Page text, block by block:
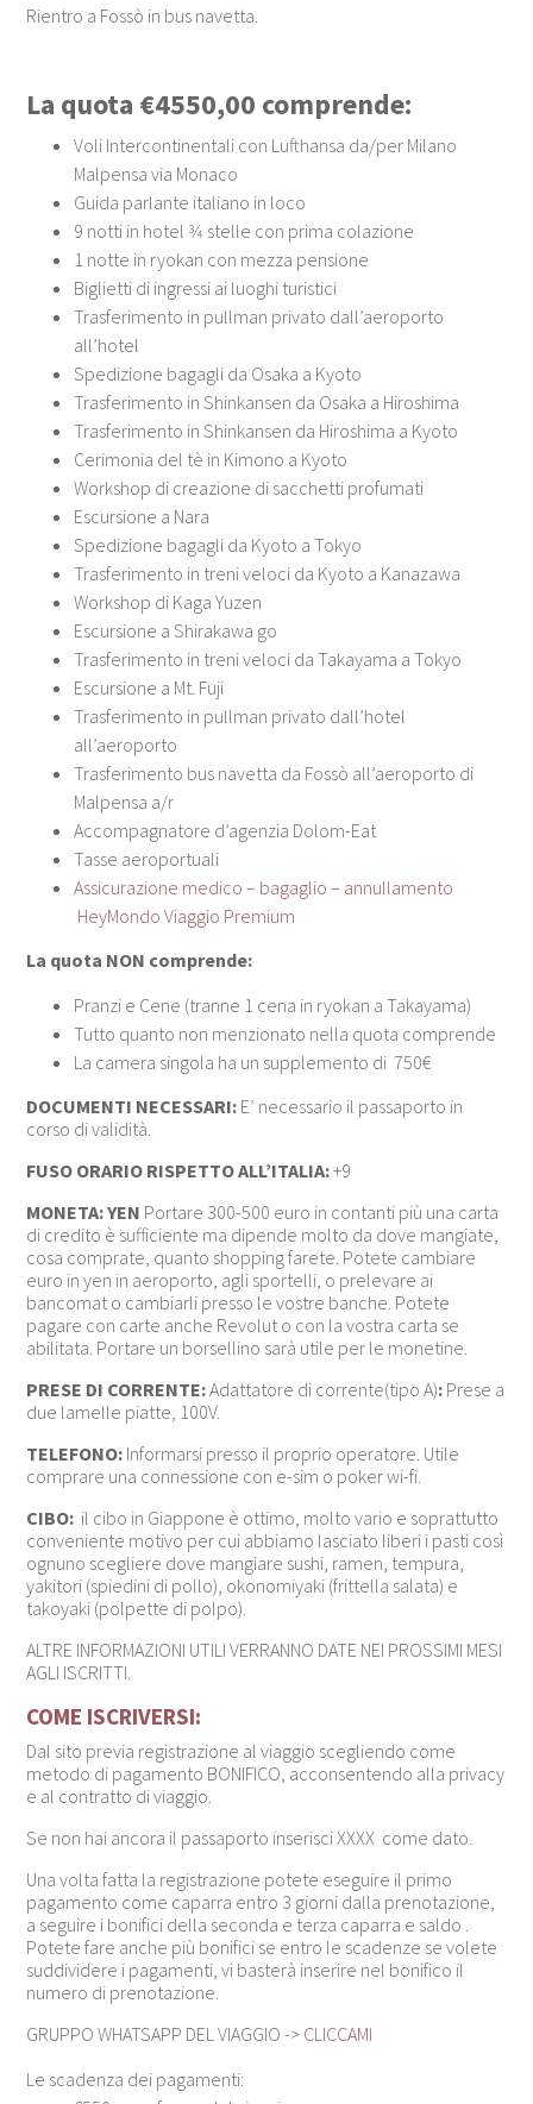
Rientro a Fossò in bus navetta.
La quota €4550,00 comprende:
Voli Intercontinentali con Lufthansa da/per Milano
Malpensa via Monaco
Guida parlante italiano in loco
9 notti in hotel 3⁄4 stelle con prima colazione
1 notte in ryokan con mezza pensione
Biglietti di ingressi ai luoghi turistici
Trasferimento in pullman privato dall’aeroporto
all’hotel
Spedizione bagagli da Osaka a Kyoto
Trasferimento in Shinkansen da Osaka a Hiroshima
Trasferimento in Shinkansen da Hiroshima a Kyoto
Cerimonia del tè in Kimono a Kyoto
Workshop di creazione di sacchetti profumati
Escursione a Nara
Spedizione bagagli da Kyoto a Tokyo
Trasferimento in treni veloci da Kyoto a Kanazawa
Workshop di Kaga Yuzen
Escursione a Shirakawa go
Trasferimento in treni veloci da Takayama a Tokyo
Escursione a Mt. Fuji
Trasferimento in pullman privato dall’hotel
all’aeroporto
Trasferimento bus navetta da Fossò all’aeroporto di
Malpensa a/r
Accompagnatore d’agenzia Dolom-Eat
Tasse aeroportuali
Assicurazione medico – bagaglio – annullamento
HeyMondo Viaggio Premium
La quota NON comprende:
Pranzi e Cene (tranne 1 cena in ryokan a Takayama)
Tutto quanto non menzionato nella quota comprende
La camera singola ha un supplemento di 750€
DOCUMENTI NECESSARI: E’ necessario il passaporto in
corso di validità.
FUSO ORARIO RISPETTO ALL’ITALIA:+9
MONETA: YEN Portare 300-500 euro in contanti più una carta
di credito è sufficiente ma dipende molto da dove mangiate,
cosa comprate, quanto shopping farete. Potete cambiare
euro in yen in aeroporto, agli sportelli, o prelevare ai
bancomat o cambiarli presso le vostre banche. Potete
pagare con carte anche Revolut o con la vostra carta se
abilitata. Portare un borsellino sarà utile per le monetine.
PRESE DI CORRENTE:Adattatore di corrente(tipo A): Prese a
due lamelle piatte, 100V.
TELEFONO: Informarsi presso il proprio operatore. Utile
comprare una connessione con e-sim o poker wi-fi.
CIBO: il cibo in Giappone è ottimo, molto vario e soprattutto
conveniente motivo per cui abbiamo lasciato liberi i pasti così
ognuno scegliere dove mangiare sushi, ramen tempura,
yakitori (spiedini di pollo), okonomiyaki (frittella salata) e
takoyaki (polpette di polpo).
ALTRE INFORMAZIONI UTILI VERRANNO DATE NEI PROSSIMI MESI
AGLI ISCRITTI.
COME ISCRIVERSI:
Dal sito previa registrazione al viaggio scegliendo come
metodo di pagamento BONIFICO, acconsentendo alla privacy
e al contratto di viaggio.
Se non hai ancora il passaporto inserisci XXXX come dato.
Una volta fatta la registrazione potete eseguire il primo
pagamento come caparra entro 3 giorni dalla prenotazione,
a seguire i bonifici della seconda e terza caparra e saldo .
Potete fare anche più bonifici se entro le scadenze se volete
suddividere i pagamenti, vi basterà inserire nel bonifico il
numero di prenotazione.
GRUPPO WHATSAPP DEL VIAGGIO -> CLICCAMI
Le scadenza dei pagamenti: